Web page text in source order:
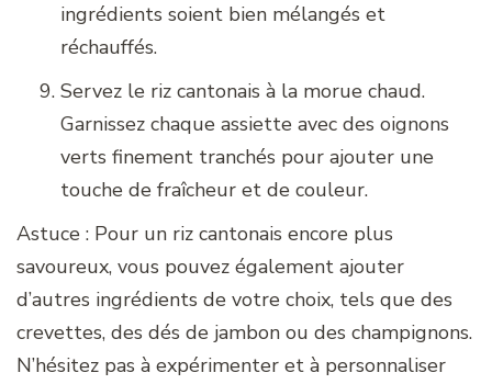
ingrédients soient bien mélangés et
réchauffés.
Servez le riz cantonais à la morue chaud.
Garnissez chaque assiette avec des oignons
verts finement tranchés pour ajouter une
touche de fraîcheur et de couleur.
Astuce : Pour un riz cantonais encore plus
savoureux, vous pouvez également ajouter
d’autres ingrédients de votre choix, tels que des
crevettes, des dés de jambon ou des champignons.
N’hésitez pas à expérimenter et à personnaliser